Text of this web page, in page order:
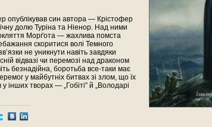
опублікував син автора — Крістофер
долю Туріна та Ніенор. Над ними
Морґота — жахлива помста
скоритися волі Темного
не уникнути навіть завдяки
відвазі чи перемозі над драконом
безнадійна, боротьба все-таки має
у майбутніх битвах зі злом, що їх
інших творах — „Гобіті” й „Володарі